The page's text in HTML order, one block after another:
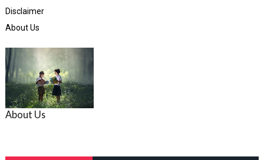
Disclaimer
About Us
About Us